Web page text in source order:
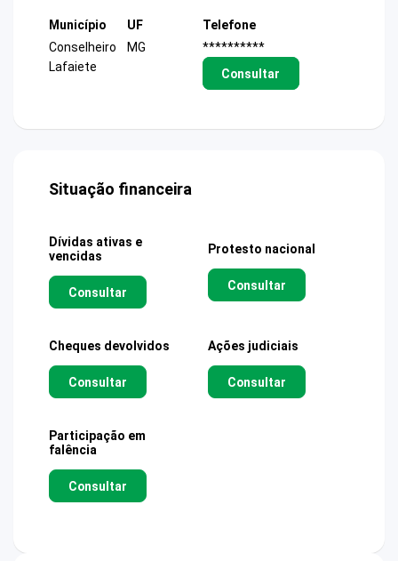
Município
Conselheiro
Lafaiete
UF
MG
Telefone
**********
Consultar
Situação financeira
Dívidas ativas e
vencidas
Consultar
Protesto nacional
Consultar
Cheques devolvidos
Consultar
Ações judiciais
Consultar
Participação em
falência
Consultar